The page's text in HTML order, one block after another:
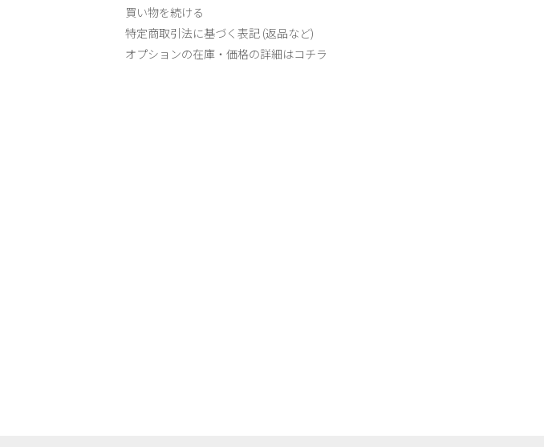
買い物を続ける
特定商取引法に基づく表記 (返品など)
オプションの在庫・価格の詳細はコチラ